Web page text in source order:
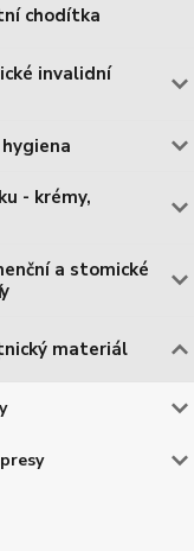
chodítka
invalidní
- krémy,
a stomické
materiál